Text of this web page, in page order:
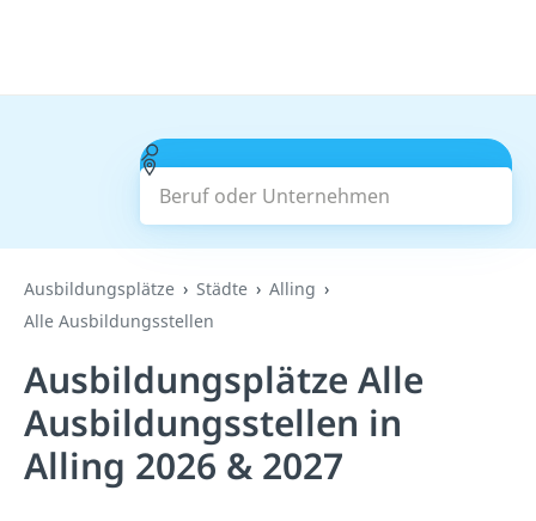
Beruf oder Unternehmen
Suchen
Ausbildungsplätze Städte
Alling
Alle Ausbildungsstellen
Ausbildungsplätze Alle
Ausbildungsstellen in
Alling 2026 & 2027